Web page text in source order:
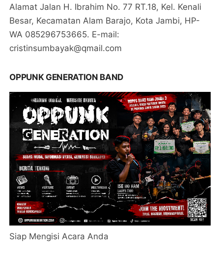
Alamat Jalan H. Ibrahim No. 77 RT.18, Kel. Kenali
Besar, Kecamatan Alam Barajo, Kota Jambi, HP-
WA 085296753665. E-mail:
cristinsumbayak@qmail.com
OPPUNK GENERATION BAND
Siap Mengisi Acara Anda